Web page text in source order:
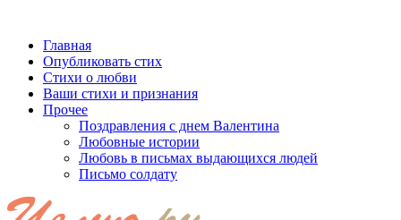
Главная
Опубликовать стих
Стихи о любви
Ваши стихи и признания
Прочее
Поздравления с днем Валентина
Любовные истории
Любовь в письмах выдающихся людей
Письмо солдату